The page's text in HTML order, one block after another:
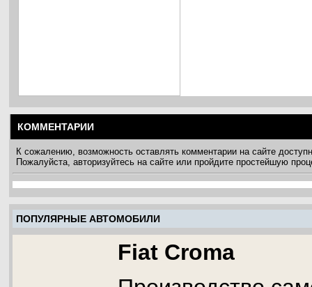
КОММЕНТАРИИ
К сожалению, возможность оставлять комментарии на сайте
Пожалуйста, авторизуйтесь на сайте или пройдите простейшую
ПОПУЛЯРНЫЕ АВТОМОБИЛИ
Fiat Croma